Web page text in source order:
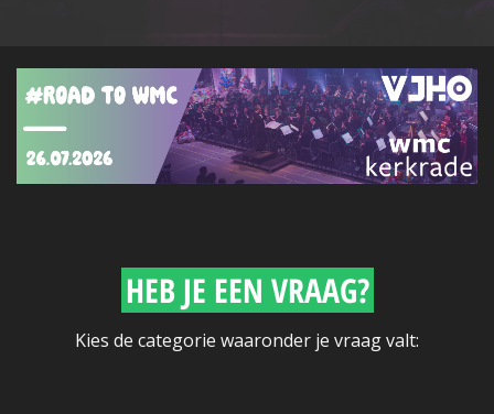
HEB JE EEN VRAAG?
Kies de categorie waaronder je vraag valt: